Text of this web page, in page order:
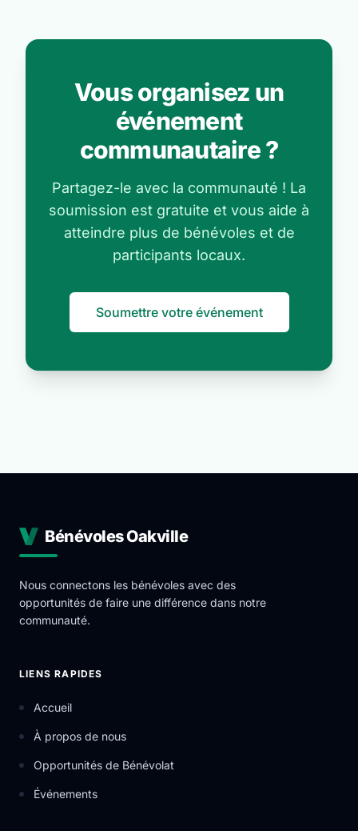
Vous organisez un
événement
communautaire ?
Partagez-le avec la communauté ! La
soumission est gratuite et vous aide à
atteindre plus de bénévoles et de
participants locaux.
Soumettre votre événement
Bénévoles Oakville
Nous connectons les bénévoles avec des
opportunités de faire une différence dans notre
communauté.
LIENS RAPIDES
Accueil
À propos de nous
Opportunités de Bénévolat
Événements